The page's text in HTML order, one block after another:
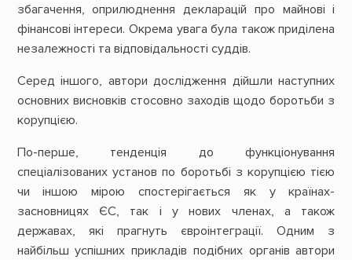
збагачення, оприлюднення декларацій про майнові і
фінансові інтереси. Окрема увага була також приділена
незалежності та відповідальності суддів.
Серед іншого, автори дослідження дійшли наступних
основних висновків стосовно заходів щодо боротьби з
корупцією.
По-перше, тенденція до функціонування
спеціалізованих установ по боротьбі з корупцією тією
чи іншою мірою спостерігається як у країнах-
засновницях ЄС, так і у нових членах, а також
державах, які прагнуть євроінтеграції. Одним з
найбільш успішних прикладів подібних органів автори